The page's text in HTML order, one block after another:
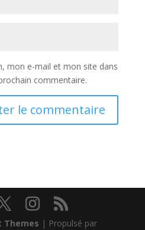
mon e-mail et mon site dans
commentaire.
Themes | Propulsé par